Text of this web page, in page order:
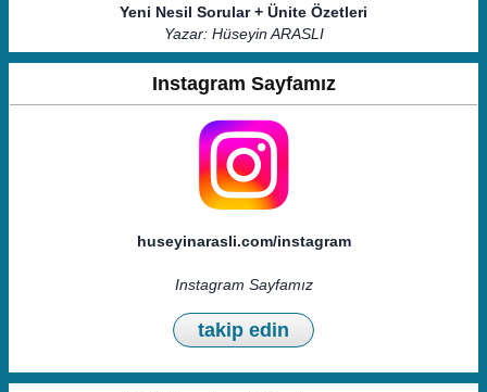
Yeni Nesil Sorular + Ünite Özetleri
Yazar: Hüseyin ARASLI
Instagram Sayfamız
huseyinarasli.com/instagram
Instagram Sayfamız
takip edin